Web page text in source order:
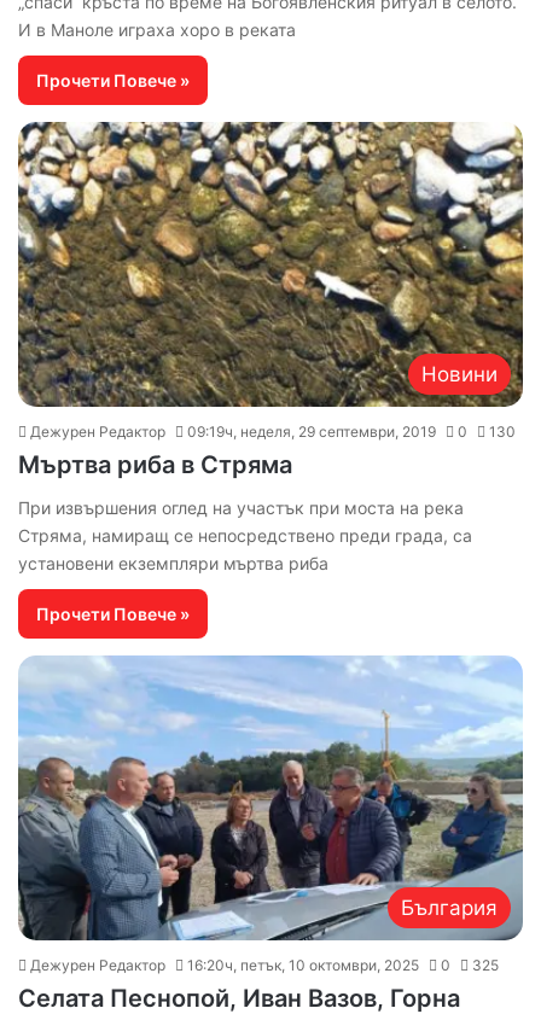
И в Маноле играха хоро в реката
Прочети Повече »
Новини
Дежурен Редактор 09:19ч, неделя, 29 септември, 2019 0 130
Мъртва риба в Стряма
При извършения оглед на участък при моста на река
Стряма, намиращ се непосредствено преди града, са
установени екземпляри мъртва риба
Прочети Повече »
България
Дежурен Редактор 16:20ч, петък, 10 октомври, 2025 0 325
Селата Песнопой, Иван Вазов, Горна